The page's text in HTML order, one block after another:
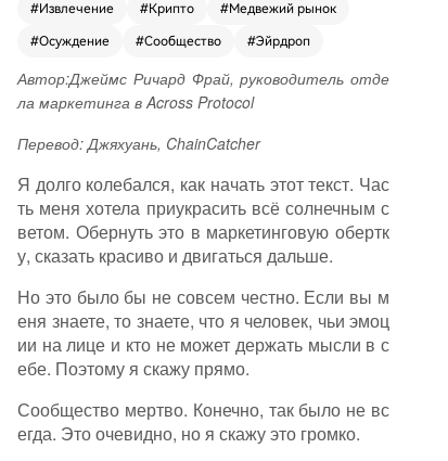
iscord были построены на подлинном общем
интересе, глубокой вере в технологии, взаимн
Именно эта вера и азарт двигали индустрию
вперёд. Однако сегодня, по его мнению, ситу
щество» было искажено. Большинство соврем
енных дискорд-серверов и чатов превратили
сь в инструменты для извлечения выгоды. Уча
стники активно имитируют вовлечённость тол
ько до момента листинга токена (TGE) или аи
ращаются в токсичную толпу, требующую нем
едленной прибыли и обвиняющую проект в п
ровале. Искренние дискуссии сменились спа
мом и искусственной активностью ради накоп
Protocol не избежал этой участи. Их некогда ж
ивое и преданное сообщество деградировал
#Извлечение #Крипто #Медвежий рынок
#Осуждение #Сообщество #Эйрдроп
Автор:Джеймс Ричард Фрай, руководитель отде
ла маркетинга в Across Protocol
Перевод: Джяхуань, ChainCatcher
Я долго колебался, как начать этот текст. Час
ть меня хотела приукрасить всё солнечным с
ветом. Обернуть это в маркетинговую обертк
у, сказать красиво и двигаться дальше.
Но это было бы не совсем честно. Если вы м
еня знаете, то знаете, что я человек, чьи эмоц
ии на лице и кто не может держать мысли в с
ебе. Поэтому я скажу прямо.
Сообщество мертво. Конечно, так было не вс
егда. Это очевидно, но я скажу это громко.